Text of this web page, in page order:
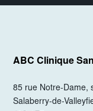
ABC Clinique
85 rue Notre-Dame,
Salaberry-de-